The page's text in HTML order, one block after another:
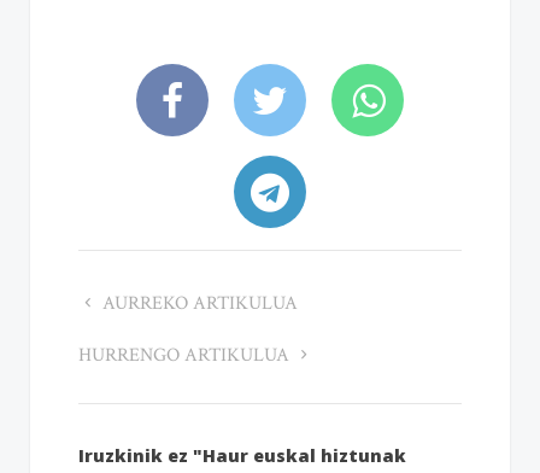
AURREKO ARTIKULUA
HURRENGO ARTIKULUA
Iruzkinik ez "Haur euskal hiztunak